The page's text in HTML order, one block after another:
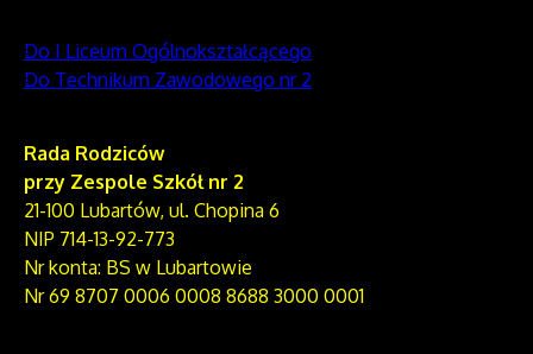
Do I Liceum Ogólnokształcącego
Do Technikum Zawodowego nr 2
Rada Rodziców
przy Zespole Szkół nr 2
21-100 Lubartów, ul. Chopina 6
NIP 714-13-92-773
Nr konta: BS w Lubartowie
Nr 69 8707 0006 0008 8688 3000 0001